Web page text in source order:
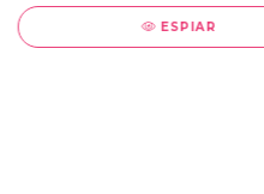
ESPIAR